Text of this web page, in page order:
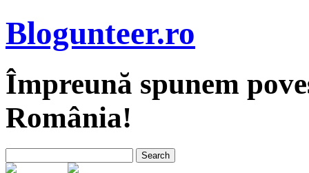
Blogunteer.ro
Împreună spunem
România!